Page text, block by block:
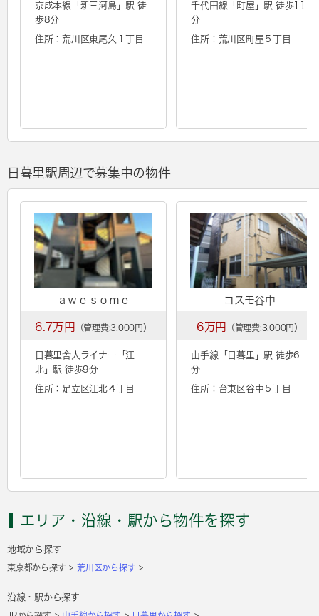
京成本線「 新三河島 」駅 徒
歩8分
住所：荒川区東尾久１丁目
千代田線「 町屋 」駅 徒歩11
分
住所：荒川区町屋５丁目
日暮里駅周辺で募集中の物件
ａｗｅｓｏｍｅ
6.7万円 （管理費:3,000円）
日暮里舎人ライナー「江
北」駅 徒歩9分
住所：足立区江北４丁目
コスモ谷中
6万円 （管理費:3,000円）
山手線「 日暮里 」駅 徒歩6
分
住所：台東区谷中５丁目
エリア・沿線・駅から物件を探す
地域から探す
東京都から探す 荒川区から探す
沿線・駅から探す